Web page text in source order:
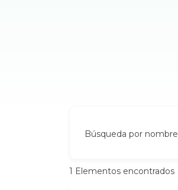
Búsqueda por nombre
1 Elementos encontrados